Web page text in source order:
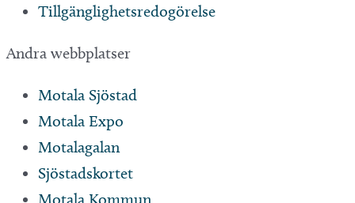
Tillgänglighetsredogörelse
Andra webbplatser
Motala Sjöstad
Motala Expo
Motalagalan
Sjöstadskortet
Motala Kommun